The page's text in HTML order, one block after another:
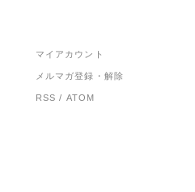
マイアカウント
メルマガ登録・解除
RSS / ATOM